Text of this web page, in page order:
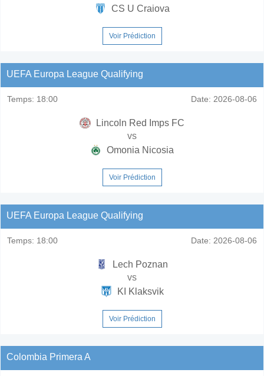
CS U Craiova
Voir Prédiction
UEFA Europa League Qualifying
Temps: 18:00 Date: 2026-08-06
Lincoln Red Imps FC
vs
Omonia Nicosia
Voir Prédiction
UEFA Europa League Qualifying
Temps: 18:00 Date: 2026-08-06
Lech Poznan
vs
KI Klaksvik
Voir Prédiction
Colombia Primera A